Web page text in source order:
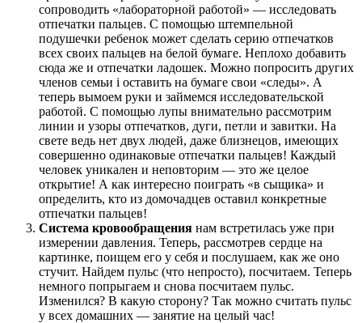
сопроводить «лабораторной работой» — исследовать
отпечатки пальцев. С помощью штемпельной
подушечки ребенок может сделать серию отпечатков
всех своих пальцев на белой бумаге. Неплохо добавить
сюда же и отпечатки ладошек. Можно попросить других
членов семьи i оставить на бумаге свои «следы». А
теперь вымоем руки и займемся исследовательской
работой. С помощью лупы внимательно рассмотрим
линии и узоры отпечатков, дуги, петли и завитки. На
свете ведь нет двух людей, даже близнецов, имеющих
совершенно одинаковые отпечатки пальцев! Каждый
человек уникален и неповторим — это же целое
открытие! А как интересно поиграть «в сыщика» и
определить, кто из домочадцев оставил конкретные
отпечатки пальцев!
Система кровообращения нам встретилась уже при
измерении давления. Теперь, рассмотрев сердце на
картинке, поищем его у себя и послушаем, как же оно
стучит. Найдем пульс (что непросто), посчитаем. Теперь
немного попрыгаем и снова посчитаем пульс.
Изменился? В какую сторону? Так можно считать пульс
у всех домашних — занятие на целый час!